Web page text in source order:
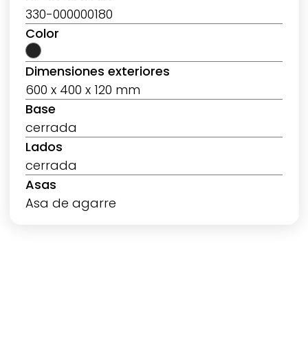
330-000000180
Color
Dimensiones exteriores
600 x 400 x 120 mm
Base
cerrada
Lados
cerrada
Asas
Asa de agarre